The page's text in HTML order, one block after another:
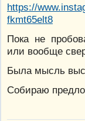
https://
fkmt65elt8
Пока не
или вообще
Была мысль
Собираю